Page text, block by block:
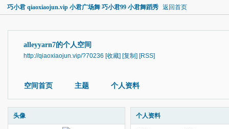
巧小君 qiaoxiaojun.vip 小君广场舞 巧小君99 小君舞蹈秀 返回首页
alleyyarn7的个人空间
http://qiaoxiaojun.vip/?70236 [收藏] [复制] [RSS]
空间首页 主题 个人资料
头像 个人资料